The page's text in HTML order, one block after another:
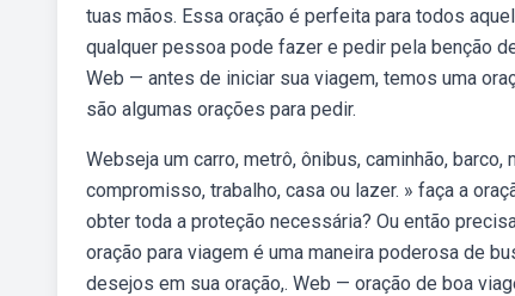
tuas mãos. Essa oração é perfeita para todos
qualquer pessoa pode fazer e pedir pela benção
Web — antes de iniciar sua viagem, temos uma
são algumas orações para pedir.
Webseja um carro, metrô, ônibus, caminhão,
compromisso, trabalho, casa ou lazer. » faça a
obter toda a proteção necessária? Ou então
oração para viagem é uma maneira poderosa de
desejos em sua oração,. Web — oração de boa